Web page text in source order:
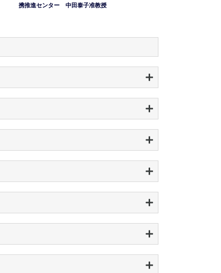
携推進センター 中田泰子准教授